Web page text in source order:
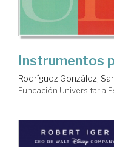
Instrumentos
Rodríguez González,
Fundación Universitaria